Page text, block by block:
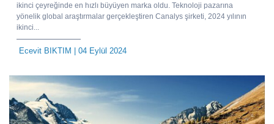
ikinci çeyreğinde en hızlı büyüyen marka oldu. Teknoloji pazarına
yönelik global araştırmalar gerçekleştiren Canalys şirketi, 2024 yılının
ikinci...
Ecevit BIKTIM | 04 Eylül 2024